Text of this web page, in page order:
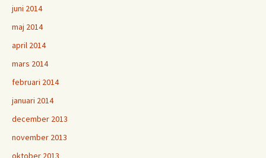
juni 2014
maj 2014
april 2014
mars 2014
februari 2014
januari 2014
december 2013
november 2013
oktober 2013